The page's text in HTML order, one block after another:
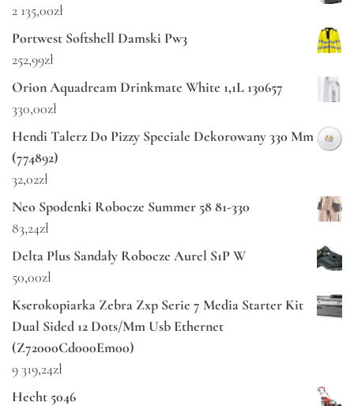
2 135,00zł
Portwest Softshell Damski Pw3
252,99zł
Orion Aquadream Drinkmate White 1,1L 130657
330,00zł
Hendi Talerz Do Pizzy Speciale Dekorowany 330 Mm
(774892)
32,02zł
Neo Spodenki Robocze Summer 58 81-330
83,24zł
Delta Plus Sandały Robocze Aurel S1P W
50,00zł
Kserokopiarka Zebra Zxp Serie 7 Media Starter Kit
Dual Sided 12 Dots/Mm Usb Ethernet
(Z72000Cd000Em00)
9 319,24zł
Hecht 5046